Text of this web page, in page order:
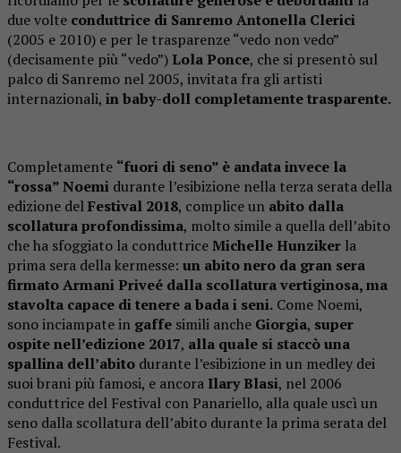
due volte conduttrice di SanremoAntonella Clerici
(2005 e 2010) e per le trasparenze “vedo non vedo”
(decisamente più “vedo”) Lola Ponce, che si presentò sul
palco di Sanremo nel 2005, invitata fra gli artisti
internazionali, in baby-doll completamente trasparente.
Completamente “fuori di seno” è andata invece la
“rossa” Noemi durante l’esibizione nella terza serata della
edizione delFestival 2018, complice un abito dalla
scollatura profondissima, molto simile a quella dell’abito
che ha sfoggiato la conduttriceMichelle Hunziker la
prima sera della kermesse: un abito nero da gran sera
firmato Armani Priveé dalla scollatura vertiginosa, ma
stavolta capace di tenere a bada i seni. Come Noemi,
sono inciampate in gaffe simili anche Giorgia, super
ospite nell’edizione 2017, alla quale si staccò una
spallina dell’abito durante l’esibizione in un medley dei
suoi brani più famosi, e ancora Ilary Blasi, nel 2006
conduttrice del Festival con Panariello, alla quale uscì un
seno dalla scollatura dell’abito durante la prima serata del
Festival.